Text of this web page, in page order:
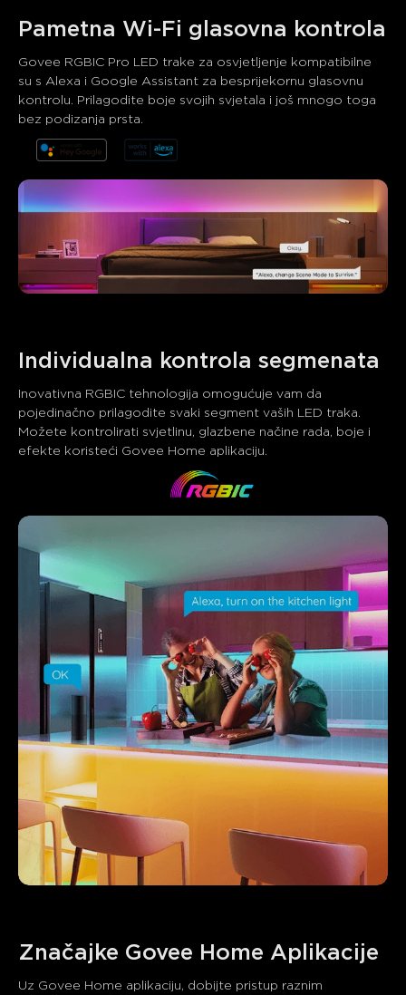
Pametna Wi-Fi glasovna kontrola
Govee RGBIC Pro LED trake za osvjetljenje kompatibilne
su s Alexa i Google Assistant za besprijekornu glasovnu
kontrolu. Prilagodite boje svojih svjetala i još mnogo toga
bez podizanja prsta.
Individualna kontrola segmenata
Inovativna RGBIC tehnologija omogućuje vam da
pojedinačno prilagodite svaki segment vaših LED traka.
Možete kontrolirati svjetlinu, glazbene načine rada, boje i
efekte koristeći Govee Home aplikaciju.
Značajke Govee Home Aplikacije
Uz Govee Home aplikaciju, dobijte pristup raznim
Što kupci kažu
Kupci spominjuPozitivno
0
Negativno
Sažetak：